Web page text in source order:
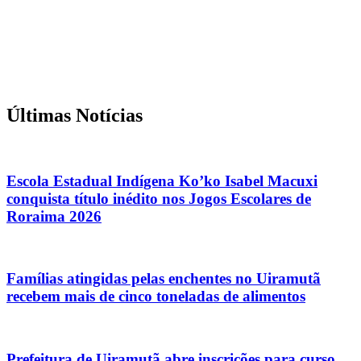
Últimas Notícias
Escola Estadual Indígena Ko’ko Isabel Macuxi
conquista título inédito nos Jogos Escolares de
Roraima 2026
Famílias atingidas pelas enchentes no Uiramutã
recebem mais de cinco toneladas de alimentos